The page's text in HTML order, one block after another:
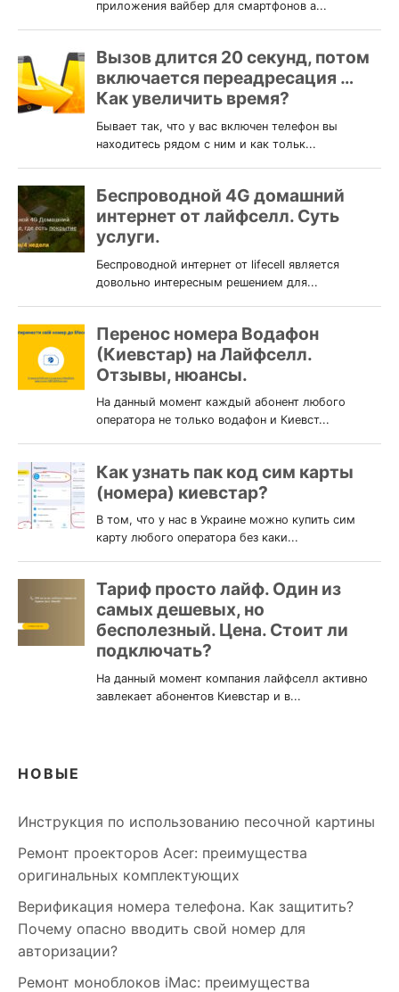
НОВЫЕ
Инструкция по использованию песочной картины
Ремонт проекторов Acer: преимущества
оригинальных комплектующих
Верификация номера телефона. Как защитить?
Почему опасно вводить свой номер для
авторизации?
Ремонт моноблоков iMac: преимущества